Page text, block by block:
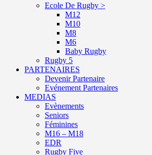
Ecole De Rugby >
M12
M10
M8
M6
Baby Rugby
Rugby 5
PARTENAIRES
Devenir Partenaire
Evénement Partenaires
MEDIAS
Evènements
Seniors
Féminines
M16 – M18
EDR
Rugby Five